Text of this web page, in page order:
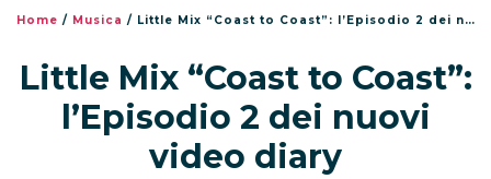
Home / Musica / Little Mix “Coast to Coast”: l’Episodio 2 dei nuovi video diary
Little Mix “Coast to Coast”:
l’Episodio 2 dei nuovi
video diary